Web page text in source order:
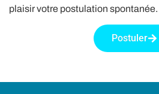
plaisir votre postulation spontanée.
Postuler